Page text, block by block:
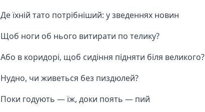
Де їхній тато потрібніший: у зведеннях новин
Щоб ноги об нього витирати по телику?
Або в коридорі, щоб сидіння підняти біля великого?
Нудно, чи живеться без пиздюлей?
Поки годують — їж, доки поять — пий